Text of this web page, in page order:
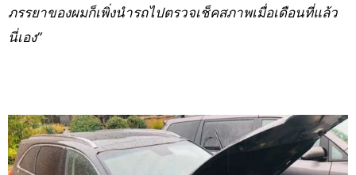
ภรรยาของผมก็เพิ่งนำรถไปตรวจเช็คสภาพเมื่อเดือนที่แล้ว
นี่เอง”